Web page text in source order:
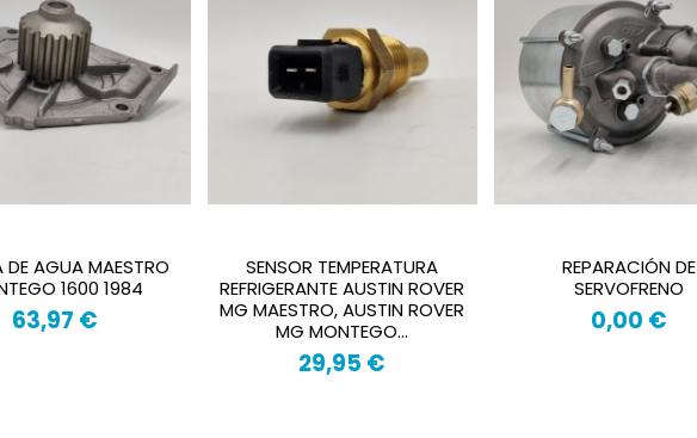
DE AGUA MAESTRO
1600 1984
63,97 €
SENSOR TEMPERATURA
REFRIGERANTE AUSTIN ROVER
MG MAESTRO, AUSTIN ROVER
MG MONTEGO...
29,95 €
REPARACIÓN DE
SERVOFRENO
0,00 €